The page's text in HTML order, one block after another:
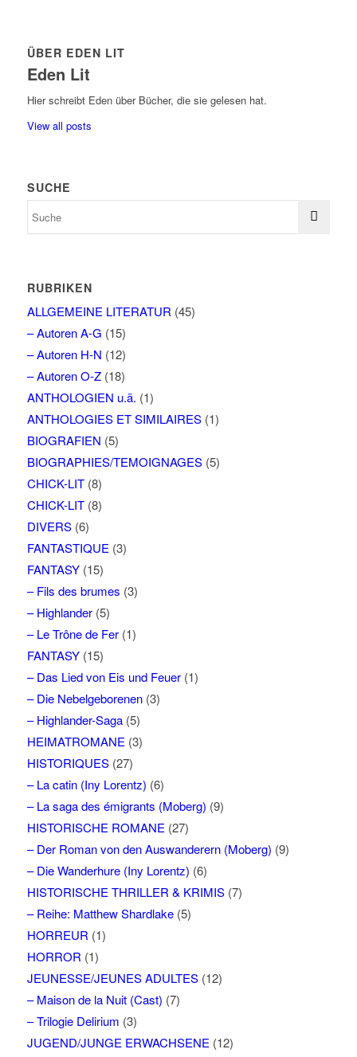
ÜBER EDEN LIT
Eden Lit
Hier schreibt Eden über Bücher, die sie gelesen hat.
View all posts
SUCHE
RUBRIKEN
ALLGEMEINE LITERATUR (45)
– Autoren A-G (15)
– Autoren H-N (12)
– Autoren O-Z(18)
ANTHOLOGIEN u.ä. (1)
ANTHOLOGIES ET SIMILAIRES(1)
BIOGRAFIEN (5)
BIOGRAPHIES/TEMOIGNAGES(5)
CHICK-LIT(8)
CHICK-LIT(8)
DIVERS(6)
FANTASTIQUE (3)
FANTASY(15)
– Fils des brumes (3)
– Highlander(5)
– Le Trône de Fer(1)
FANTASY(15)
– Das Lied von Eis und Feuer(1)
– Die Nebelgeborenen(3)
– Highlander-Saga(5)
HEIMATROMANE (3)
HISTORIQUES(27)
– La catin (Iny Lorentz) (6)
– La saga des émigrants (Moberg) (9)
HISTORISCHE ROMANE (27)
– Der Roman von den Auswanderern (Moberg) (9)
– Die Wanderhure (Iny Lorentz) (6)
HISTORISCHE THRILLER & KRIMIS(7)
– Reihe: Matthew Shardlake(5)
HORREUR (1)
HORROR (1)
JEUNESSE/JEUNES ADULTES(12)
– Maison de la Nuit (Cast) (7)
– Trilogie Delirium (3)
JUGEND/JUNGE ERWACHSENE (12)